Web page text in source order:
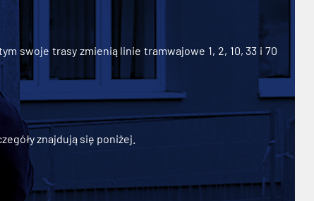
swoje trasy zmienią linie tramwajowe 1, 2, 10, 33 i 70
znajdują się poniżej.